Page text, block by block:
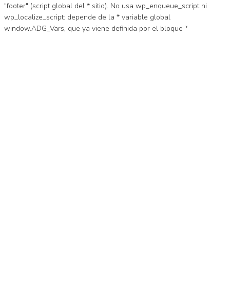
"footer" (script global del * sitio). No usa wp_enqueue_script ni
wp_localize_script: depende de la * variable global
window.ADG_Vars, que ya viene definida por el bloque *